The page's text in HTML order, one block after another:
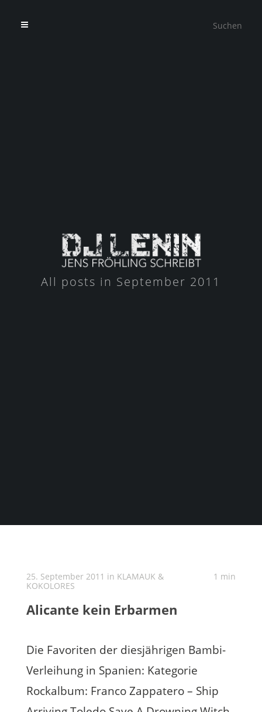
All posts in September 2011
25. September 2011 in KLAMAUK &
KOKOLORES
1 min
Alicante kein Erbarmen
Die Favoriten der diesjährigen Bambi-
Verleihung in Spanien: Kategorie
Rockalbum: Franco Zappatero – Ship